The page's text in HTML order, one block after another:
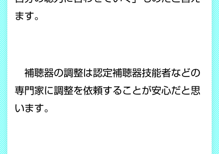
ます。
補聴器の調整は認定補聴器技能者などの
専門家に調整を依頼することが安心だと思
います。